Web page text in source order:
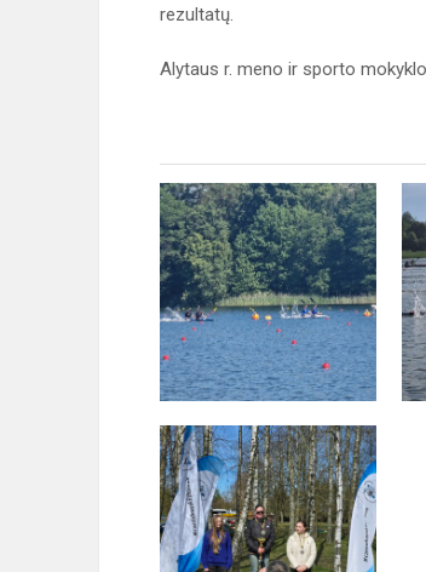
rezultatų.
Alytaus r. meno ir sporto